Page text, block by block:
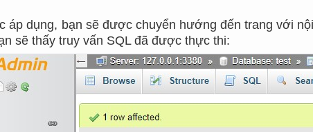
áp dụng, bạn sẽ được chuyển hướng đến trang với
sẽ thấy truy vấn SQL đã được thực thi: